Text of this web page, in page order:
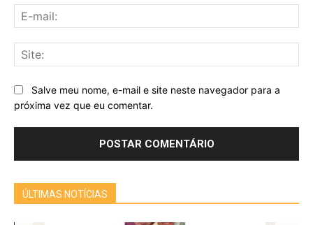
Salve meu nome, e-mail e site neste navegador para a
próxima vez que eu comentar.
ÚLTIMAS NOTÍCIAS